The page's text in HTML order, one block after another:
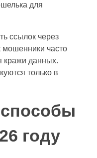
для
ссылок через
мошенники часто
кражи данных.
только в
году